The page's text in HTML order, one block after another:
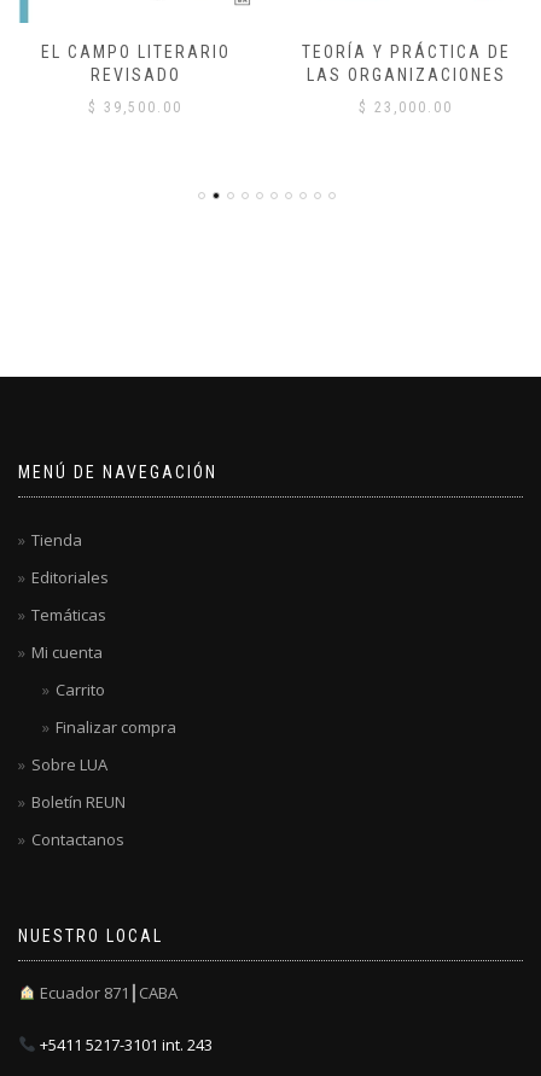
EL CAMPO LITERARIO
REVISADO
$ 39,500.00
TEORÍA Y PRÁCTICA DE
LAS ORGANIZACIONES
$ 23,000.00
MENÚ DE NAVEGACIÓN
Tienda
Editoriales
Temáticas
Mi cuenta
Carrito
Finalizar compra
Sobre LUA
Boletín REUN
Contactanos
NUESTRO LOCAL
Ecuador 871┃CABA
+5411 5217-3101 int. 243